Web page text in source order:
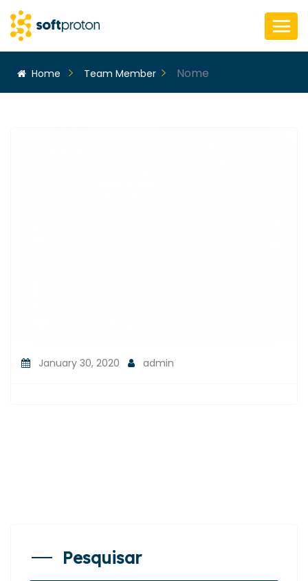
Home Team Member Nome
January 30, 2020 admin
Pesquisar